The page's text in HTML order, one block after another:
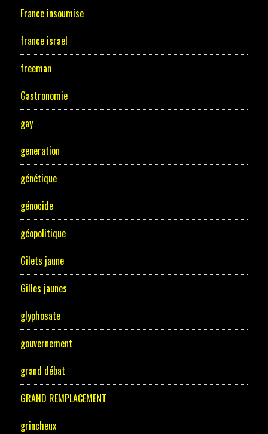
France insoumise
france israel
freeman
Gastronomie
gay
generation
génétique
génocide
géopolitique
Gilets jaune
Gilles jaunes
glyphosate
gouvernement
grand débat
GRAND REMPLACEMENT
grincheux